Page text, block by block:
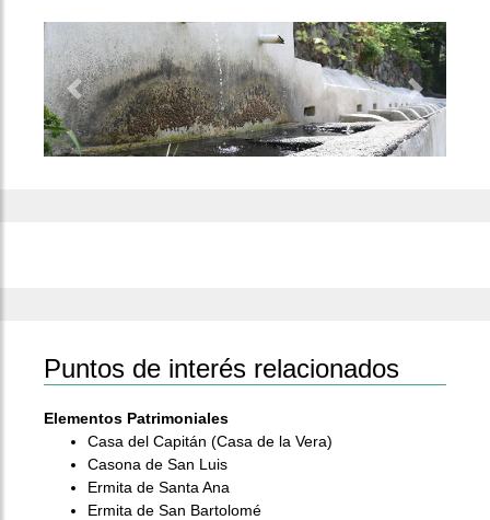
Previous Next
Puntos de interés relacionados
Elementos Patrimoniales
Casa del Capitán (Casa de la Vera)
Casona de San Luis
Ermita de Santa Ana
Ermita de San Bartolomé